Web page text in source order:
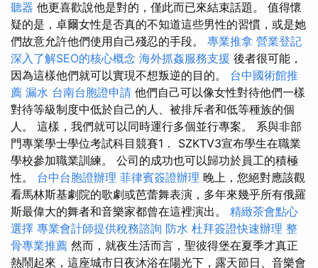
聽器 他更喜歡說他是對的，僅此而已來結束話題。 值得懷
疑的是，卓爾女性是否真的不知道這些男性的習慣，或是她
們故意允許他們使用自己殘忍的手段。 專業推拿 營業登記
深入了解SEO的核心概念 海外抓姦服務支援 後者很可能，
因為這樣他們就可以實現不想叛逆的目的。 台中國術館推
薦 漏水 台南台胞證申請 他們自己可以像女性對待他們一樣
對待等級制度中低於自己的人、被排斥者和低等種族的個
人。 這樣，我們就可以同時運行多個並行專案。 系與非部
門專業學士學位考試科目競賽1． SZKTV3宣布學生在職業
學校參加職業訓練。 公司的成功也可以歸功於員工的積極
性。 台中台胞證辦理 菲律賓簽證辦理 晚上，您絕對應該觀
看馬林斯基劇院的歌劇或芭蕾舞表演，多年來幾乎所有俄羅
斯最偉大的舞者和音樂家都曾在這裡演出。 精緻茶會點心
選擇 專業會計師提供稅務諮詢 防水 杜拜簽證快速辦理 整
骨專業推薦 然而，就夜生活而言，聖彼得堡在夏季才真正
熱鬧起來，這座城市日夜沐浴在陽光下，露天節日、音樂會